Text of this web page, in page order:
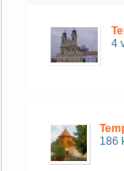
4
186